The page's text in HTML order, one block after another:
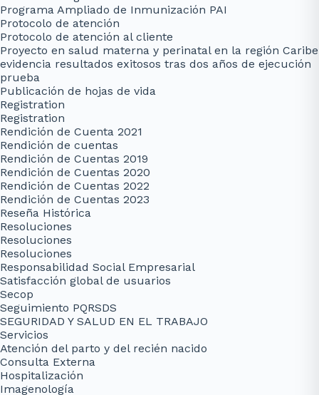
Programa Ampliado de Inmunización PAI
Protocolo de atención
Protocolo de atención al cliente
Proyecto en salud materna y perinatal en la región Caribe
evidencia resultados exitosos tras dos años de ejecución
prueba
Publicación de hojas de vida
Registration
Registration
Rendición de Cuenta 2021
Rendición de cuentas
Rendición de Cuentas 2019
Rendición de Cuentas 2020
Rendición de Cuentas 2022
Rendición de Cuentas 2023
Reseña Histórica
Resoluciones
Resoluciones
Resoluciones
Responsabilidad Social Empresarial
Satisfacción global de usuarios
Secop
Seguimiento PQRSDS
SEGURIDAD Y SALUD EN EL TRABAJO
Servicios
Atención del parto y del recién nacido
Consulta Externa
Hospitalización
Imagenología